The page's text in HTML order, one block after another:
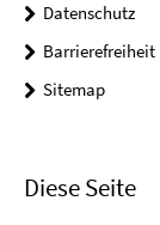
Datenschutz
Barrierefreiheit
Sitemap
Diese Seite